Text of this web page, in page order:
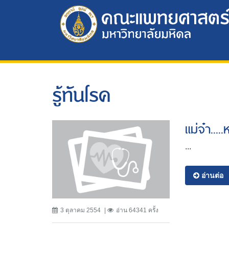
รู้ทันโรค
3 ตุลาคม 2554 อ่าน 64341 ครั้ง
แม่จ๋า
...
อ่านต่อ